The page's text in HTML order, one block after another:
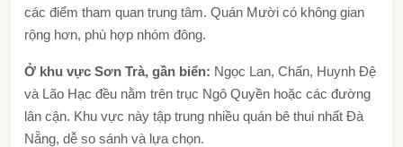
các điểm tham quan trung tâm. Quán Mười có không gian
rộng hơn, phù hợp nhóm đông.
Ở khu vực Sơn Trà, gần biển: Ngọc Lan, Chấn, Huynh Đệ
và Lão Hạc đều nằm trên trục Ngô Quyền hoặc các đường
lân cận. Khu vực này tập trung nhiều quán bê thui nhất Đà
Nẵng, dễ so sánh và lựa chọn.